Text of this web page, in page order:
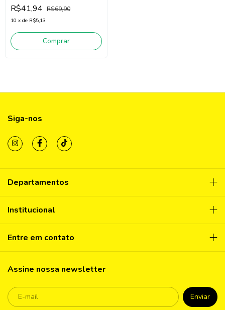
R$41,94 R$69,90
10 x de R$5,13
Comprar
Siga-nos
Departamentos
Institucional
Entre em contato
Assine nossa newsletter